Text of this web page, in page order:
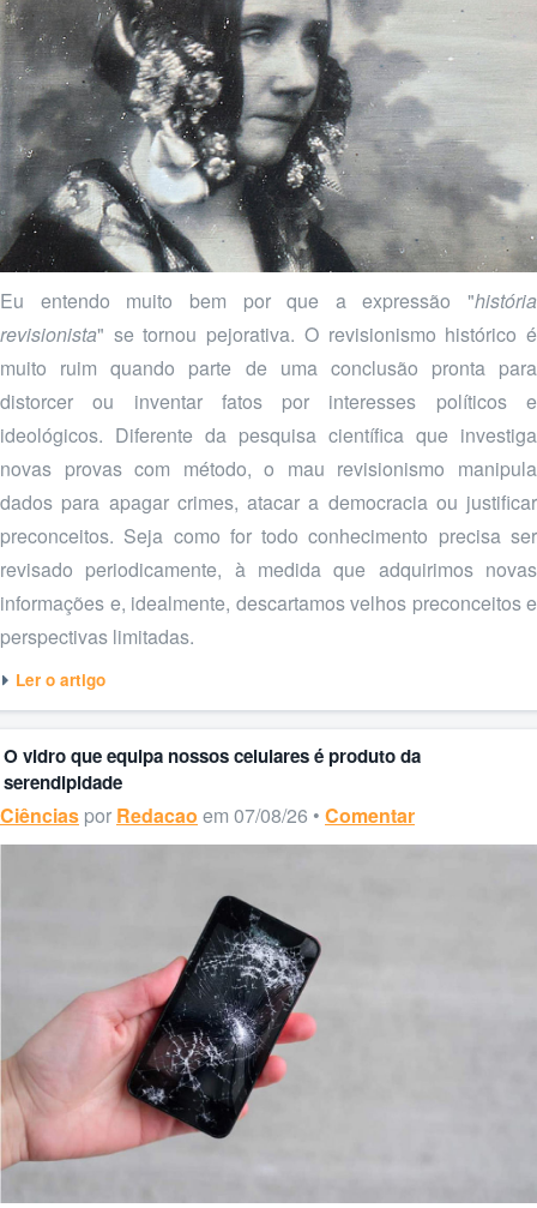
Eu entendo muito bem por que a expressão "história
revisionista" se tornou pejorativa. O revisionismo histórico é
muito ruim quando parte de uma conclusão pronta para
distorcer ou inventar fatos por interesses políticos e
ideológicos. Diferente da pesquisa científica que investiga
novas provas com método, o mau revisionismo manipula
dados para apagar crimes, atacar a democracia ou justificar
preconceitos. Seja como for todo conhecimento precisa ser
revisado periodicamente, à medida que adquirimos novas
informações e, idealmente, descartamos velhos preconceitos e
perspectivas limitadas.
Ler o artigo
O vidro que equipa nossos celulares é produto da
serendipidade
Ciências por Redacao em 07/08/26 • Comentar